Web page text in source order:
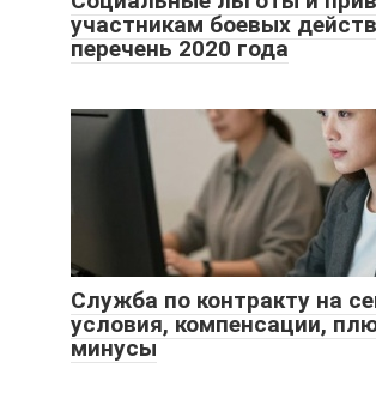
участникам боевых
перечень 2020 года
Служба по контракту на
условия, компенсации,
минусы